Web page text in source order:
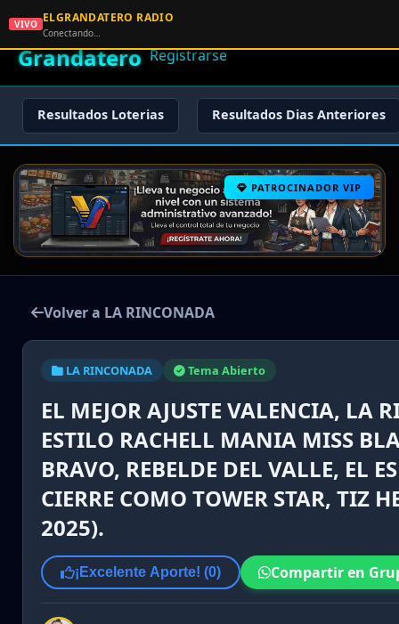
🌟 El
Grandatero Registrarse
Resultados Loterias Resultados Dias Anteriores
PATROCINADOR VIP
Volver a LA RINCONADA
LA RINCONADA Tema Abierto
EL MEJOR AJUSTE VALENCIA, LA
ESTILO RACHELL MANIA MISS
BRAVO, REBELDE DEL VALLE, EL
CIERRE COMO TOWER STAR, TIZ
2025).
¡Excelente Aporte! (0) Compartir en
VIVO ELGRANDATERO RADIO
Conectando…